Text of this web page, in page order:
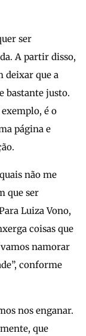
ser
A partir disso,
deixar que a
bastante justo.
é o
página e
não me
que ser
Luiza Vono,
coisas que
namorar
conforme
nos enganar.
que